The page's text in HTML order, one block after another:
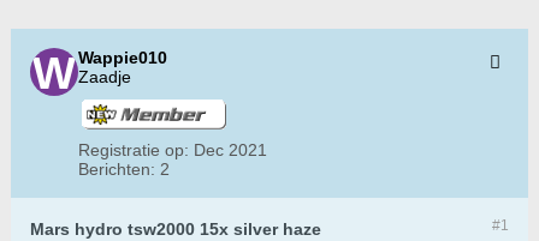
Wappie010
Zaadje
Registratie op: Dec 2021
Berichten: 2
#1
Mars hydro tsw2000 15x silver haze